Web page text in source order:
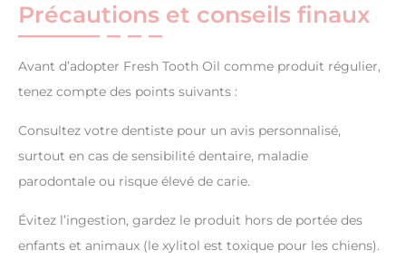
Précautions et conseils finaux
Avant d’adopter Fresh Tooth Oil comme produit régulier,
tenez compte des points suivants :
Consultez votre dentiste pour un avis personnalisé,
surtout en cas de sensibilité dentaire, maladie
parodontale ou risque élevé de carie.
Évitez l’ingestion, gardez le produit hors de portée des
enfants et animaux (le xylitol est toxique pour les chiens).